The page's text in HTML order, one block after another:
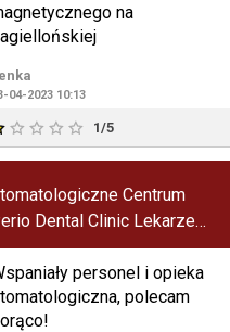
na
04-2023 10:13
1/5
Centrum
Dental Clinic Lekarze
Kamila Kozak-
Renata Majka
personel i opieka
polecam